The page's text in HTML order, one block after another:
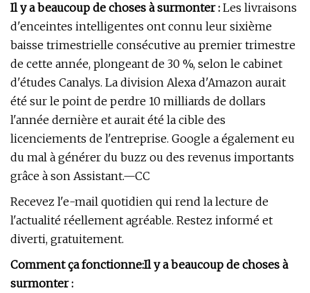
Il y a beaucoup de choses à surmonter : Les livraisons
d'enceintes intelligentes ont connu leur sixième
baisse trimestrielle consécutive au premier trimestre
de cette année, plongeant de 30 %, selon le cabinet
d'études Canalys. La division Alexa d'Amazon aurait
été sur le point de perdre 10 milliards de dollars
l'année dernière et aurait été la cible des
licenciements de l'entreprise. Google a également eu
du mal à générer du buzz ou des revenus importants
grâce à son Assistant.—CC
Recevez l'e-mail quotidien qui rend la lecture de
l'actualité réellement agréable. Restez informé et
diverti, gratuitement.
Comment ça fonctionne:Il y a beaucoup de choses à
surmonter :